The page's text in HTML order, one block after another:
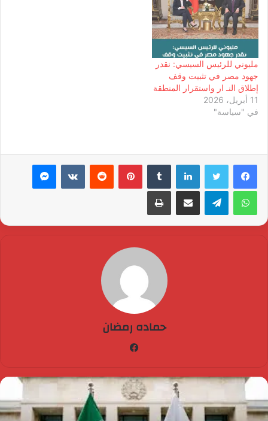
محمد ربيع رئيس هيئة عمليات
القوات المسلحة. وأوضح
المتحدث الرسمي باسم رئاسة
الجمهورية أن الاجتماع تناول
عددًا…
مليوني للرئيس السيسي: نقدر
جهود مصر في تثبيت وقف
إطلاق النـ ار واستقرار المنطقة
11 أبريل، 2026
في "سياسة"
لينكدإن بينتيريست ماسنجر
واتساب تيلقرام مشاركة عبر البريد طباعة
حماده رمضان